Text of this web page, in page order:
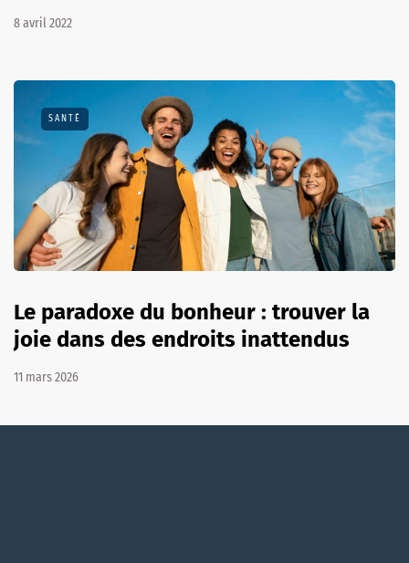
8 avril 2022
SANTÉ
Le paradoxe du bonheur : trouver la
joie dans des endroits inattendus
11 mars 2026